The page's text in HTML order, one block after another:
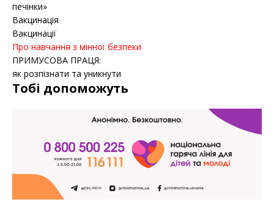
печінки»
Вакцинація
Вакцинації
Про навчання з мінної безпеки
ПРИМУСОВА ПРАЦЯ:
як розпізнати та уникнути
Тобі допоможуть